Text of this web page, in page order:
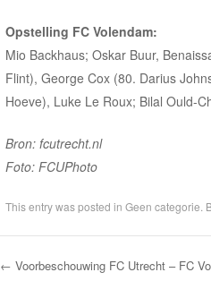
Opstelling FC Volendam:
Mio Backhaus; Oskar Buur,
Flint), George Cox (80. Darius
Hoeve), Luke Le Roux; Bilal Ould-
Bron: fcutrecht.nl
Foto: FCUPhoto
This entry was posted in Geen categorie
← Voorbeschouwing FC Utrecht – FC